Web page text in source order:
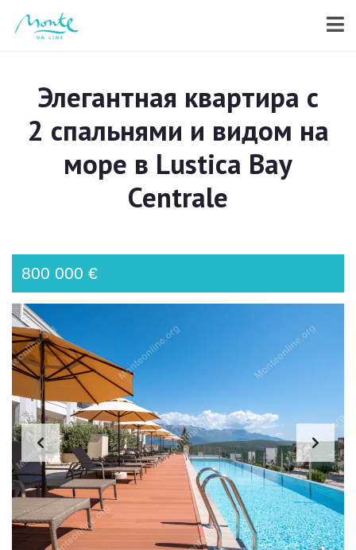
Элегантная квартира с
2 спальнями и видом на
море в Lustica Bay
Centrale
800 000 €